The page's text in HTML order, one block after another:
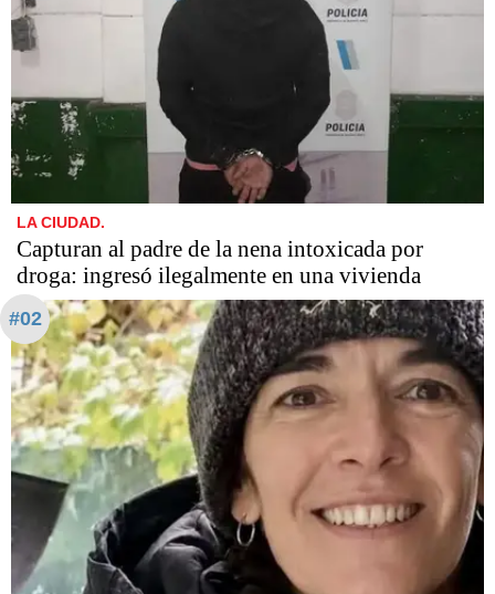
LA CIUDAD.
Capturan al padre de la nena intoxicada por
droga: ingresó ilegalmente en una vivienda
#02